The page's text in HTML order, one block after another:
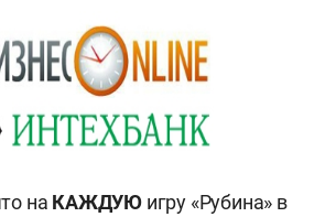
на КАЖДУЮ игру «Рубина» в